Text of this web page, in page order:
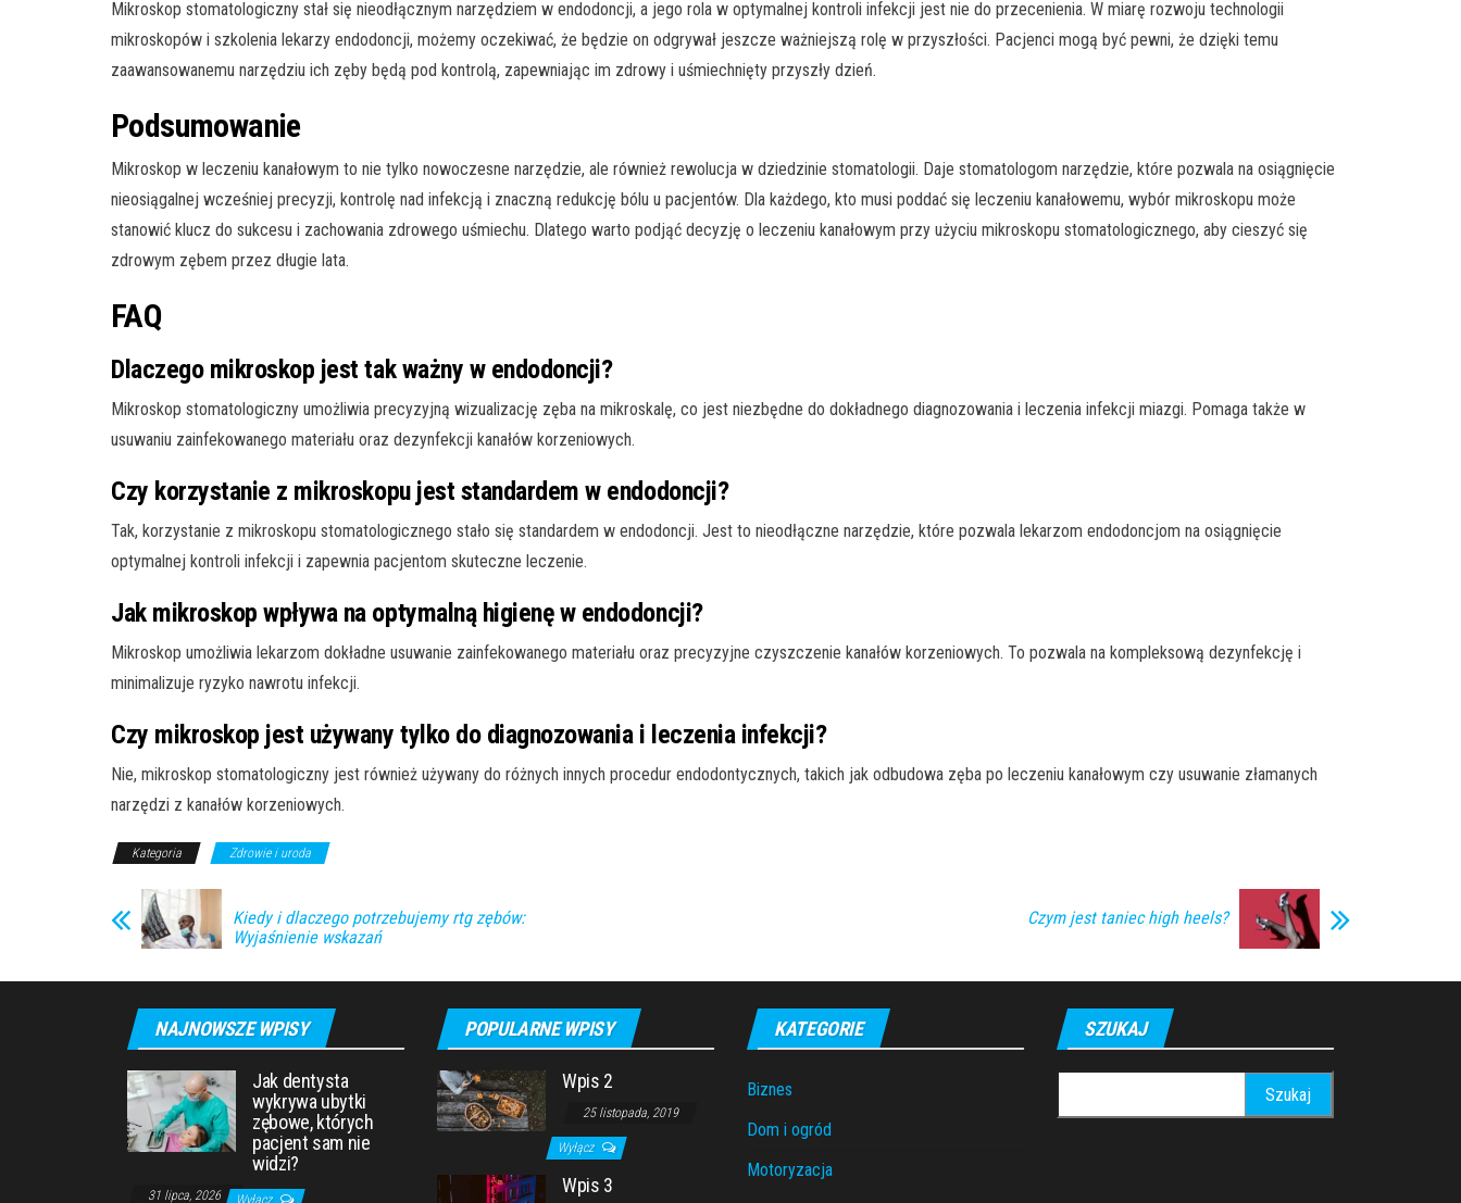
Mikroskop stomatologiczny stał się nieodłącznym narzędziem w endodoncji, a jego rola w optymalnej kontroli infekcji jest nie do przecenienia. W miarę rozwoju technologii
mikroskopów i szkolenia lekarzy endodoncji, możemy oczekiwać, że będzie on odgrywał jeszcze ważniejszą rolę w przyszłości. Pacjenci mogą być pewni, że dzięki temu
zaawansowanemu narzędziu ich zęby będą pod kontrolą, zapewniając im zdrowy i uśmiechnięty przyszły dzień.
Podsumowanie
Mikroskop w leczeniu kanałowym to nie tylko nowoczesne narzędzie, ale również rewolucja w dziedzinie stomatologii. Daje stomatologom narzędzie, które pozwala na osiągnięcie
nieosiągalnej wcześniej precyzji, kontrolę nad infekcją i znaczną redukcję bólu u pacjentów. Dla każdego, kto musi poddać się leczeniu kanałowemu, wybór mikroskopu może
stanowić klucz do sukcesu i zachowania zdrowego uśmiechu. Dlatego warto podjąć decyzję o leczeniu kanałowym przy użyciu mikroskopu stomatologicznego, aby cieszyć się
zdrowym zębem przez długie lata.
FAQ
Dlaczego mikroskop jest tak ważny w endodoncji?
Mikroskop stomatologiczny umożliwia precyzyjną wizualizację zęba na mikroskalę, co jest niezbędne do dokładnego diagnozowania i leczenia infekcji miazgi. Pomaga także w
usuwaniu zainfekowanego materiału oraz dezynfekcji kanałów korzeniowych.
Czy korzystanie z mikroskopu jest standardem w endodoncji?
Tak, korzystanie z mikroskopu stomatologicznego stało się standardem w endodoncji. Jest to nieodłączne narzędzie, które pozwala lekarzom endodoncjom na osiągnięcie
optymalnej kontroli infekcji i zapewnia pacjentom skuteczne leczenie.
Jak mikroskop wpływa na optymalną higienę w endodoncji?
Mikroskop umożliwia lekarzom dokładne usuwanie zainfekowanego materiału oraz precyzyjne czyszczenie kanałów korzeniowych. To pozwala na kompleksową dezynfekcję i
minimalizuje ryzyko nawrotu infekcji.
Czy mikroskop jest używany tylko do diagnozowania i leczenia infekcji?
Nie, mikroskop stomatologiczny jest również używany do różnych innych procedur endodontycznych, takich jak odbudowa zęba po leczeniu kanałowym czy usuwanie złamanych
narzędzi z kanałów korzeniowych.
Kategoria Zdrowie i uroda
Kiedy i dlaczego potrzebujemy rtg zębów:
Wyjaśnienie wskazań
Czym jest taniec high heels?
NAJNOWSZE WPISY
Jak dentysta
wykrywa ubytki
zębowe, których
pacjent sam nie
widzi?
31 lipca, 2026
POPULARNE WPISY
Wpis 2
25 listopada, 2019
Wyłącz
Wpis 3
KATEGORIE
Biznes
Dom i ogród
Motoryzacja
SZUKAJ